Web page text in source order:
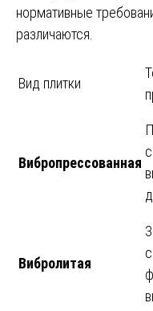
нормативные
различаются.
Вид плитки
Вибропрессованная
Вибролитая